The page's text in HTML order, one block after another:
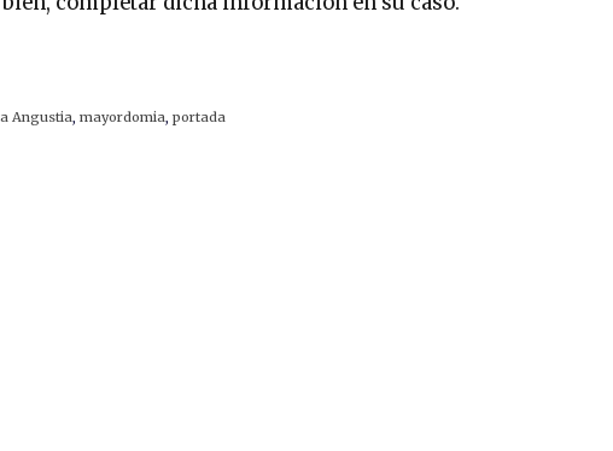
Angustia, mayordomia, portada